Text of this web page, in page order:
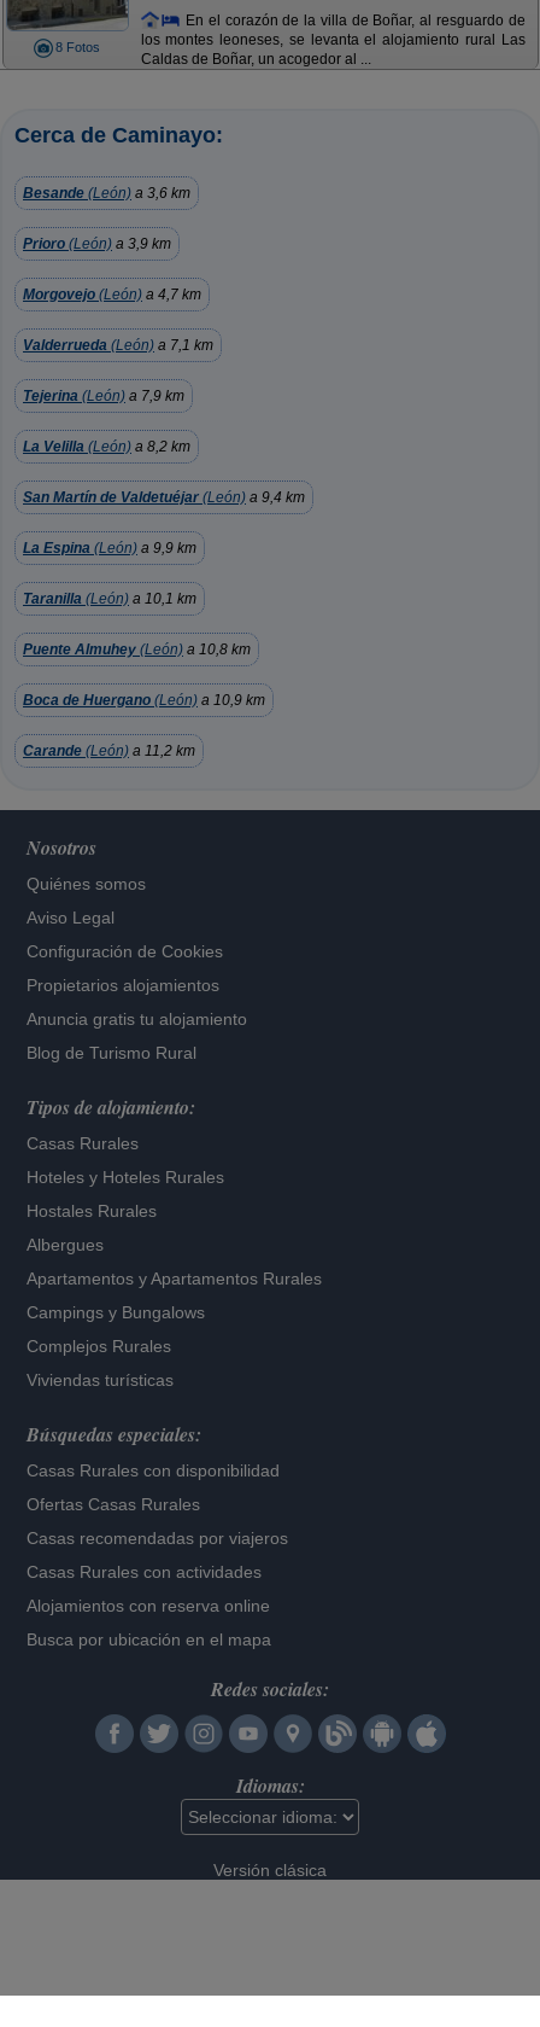
8 Fotos
En el corazón de la villa de Boñar, al resguardo de
los montes leoneses, se levanta el alojamiento rural Las
Caldas de Boñar, un acogedor al ...
Cerca de Caminayo:
Besande (León) a 3,6 km
Prioro (León) a 3,9 km
Morgovejo (León) a 4,7 km
Valderrueda (León) a 7,1 km
Tejerina (León) a 7,9 km
La Velilla (León) a 8,2 km
San Martín de Valdetuéjar (León) a 9,4 km
La Espina (León) a 9,9 km
Taranilla (León) a 10,1 km
Puente Almuhey (León) a 10,8 km
Boca de Huergano (León) a 10,9 km
Carande (León) a 11,2 km
Nosotros
Quiénes somos
Aviso Legal
Configuración de Cookies
Propietarios alojamientos
Anuncia gratis tu alojamiento
Blog de Turismo Rural
Tipos de alojamiento:
Casas Rurales
Hoteles y Hoteles Rurales
Hostales Rurales
Albergues
Apartamentos yApartamentos Rurales
Campings y Bungalows
Complejos Rurales
Viviendas turísticas
Búsquedas especiales:
Casas Rurales con disponibilidad
Ofertas Casas Rurales
Casas recomendadas por viajeros
Casas Rurales con actividades
Alojamientos con reserva online
Busca por ubicación en el mapa
Redes sociales:
Idiomas:
Versión clásica